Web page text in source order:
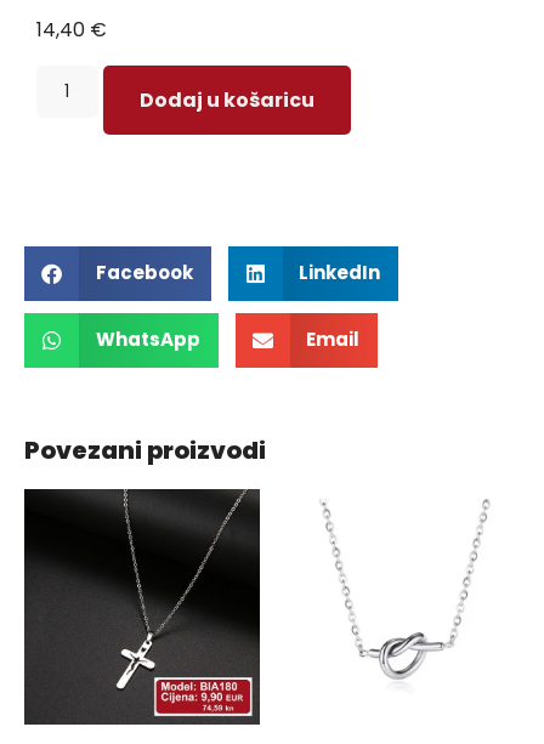
14,40 €
Dodaj u košaricu
Facebook LinkedIn
WhatsApp Email
Povezani proizvodi